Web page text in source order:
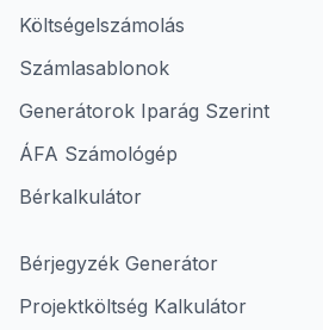
Költségelszámolás
Számlasablonok
Generátorok Iparág Szerint
ÁFA Számológép
Bérkalkulátor
Bérjegyzék Generátor
Projektköltség Kalkulátor